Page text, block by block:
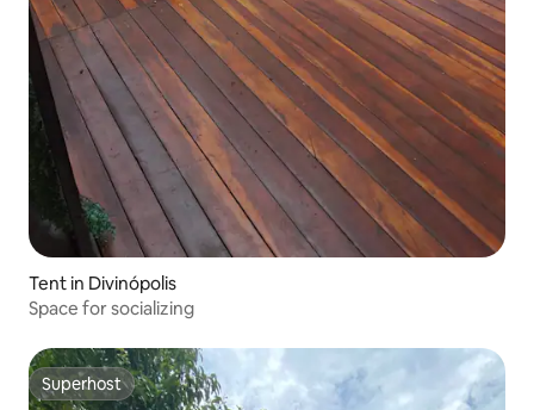
Tent in Divinópolis
Space for socializing
Superhost
Superhost